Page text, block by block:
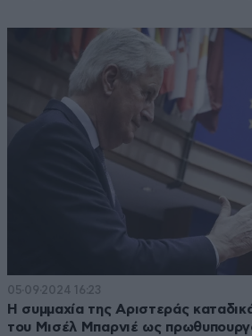
05·09·2024 16:23
Η συμμαχία της Αριστεράς
του Μισέλ Μπαρνιέ ως